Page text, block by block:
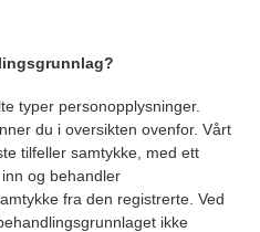
typer personopplysninger.
du i oversikten ovenfor. Vårt
tilfeller samtykke, med ett
og behandler
fra den registrerte. Ved
ikke